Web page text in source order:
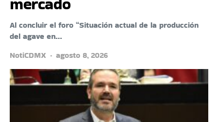
Al concluir el foro “Situación actual de la producción
del agave en…
NotiCDMX
agosto 8, 2026